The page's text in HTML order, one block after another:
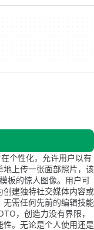
个性化，允许用户以有
上传一张面部照片，该
板的惊人图像。用户可
建独特社交媒体内容或
需任何先前的编辑技能
，创造力没有界限，
性。无论是个人使用还是